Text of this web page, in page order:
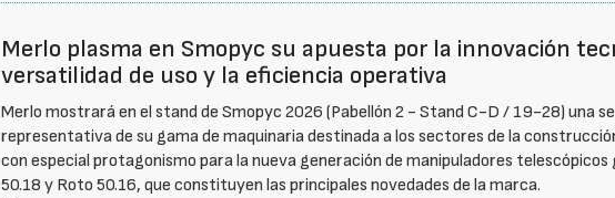
Merlo plasma en Smopyc su apuesta por la innovación
versatilidad de uso y la eficiencia operativa
Merlo mostrará en el stand de Smopyc 2026 (Pabellón 2 - Stand C-D / 19-28) una
representativa de su gama de maquinaria destinada a los sectores de la
con especial protagonismo para la nueva generación de manipuladores
50.18 y Roto 50.16, que constituyen las principales novedades de la marca.